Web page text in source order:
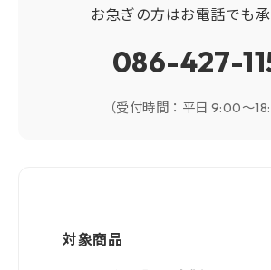
お急ぎの方はお電話でも
086-427-
（受付時間：平日 9:00～
対象商品